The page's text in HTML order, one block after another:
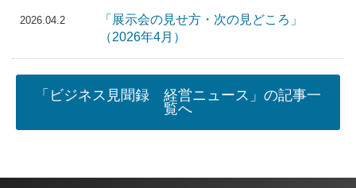
2026.04.2
「展示会の見せ方・次の見どころ」
（2026年4月）
「ビジネス見聞録 経営ニュース」の記事一
覧へ